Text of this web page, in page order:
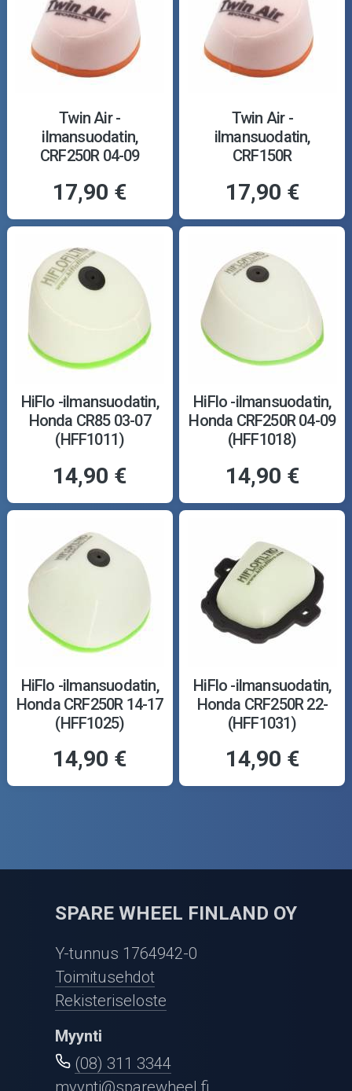
Twin Air -
ilmansuodatin,
CRF250R 04-09
17,90 €
Twin Air -
ilmansuodatin,
CRF150R
17,90 €
HiFlo -ilmansuodatin,
Honda CR85 03-07
(HFF1011)
14,90 €
HiFlo -ilmansuodatin,
Honda CRF250R 04-09
(HFF1018)
14,90 €
HiFlo -ilmansuodatin,
Honda CRF250R 14-17
(HFF1025)
14,90 €
HiFlo -ilmansuodatin,
Honda CRF250R 22-
(HFF1031)
14,90 €
SPARE WHEEL FINLAND OY
Y-tunnus 1764942-0
Toimitusehdot
Rekisteriseloste
Myynti
(08) 311 3344
myynti@sparewheel.fi